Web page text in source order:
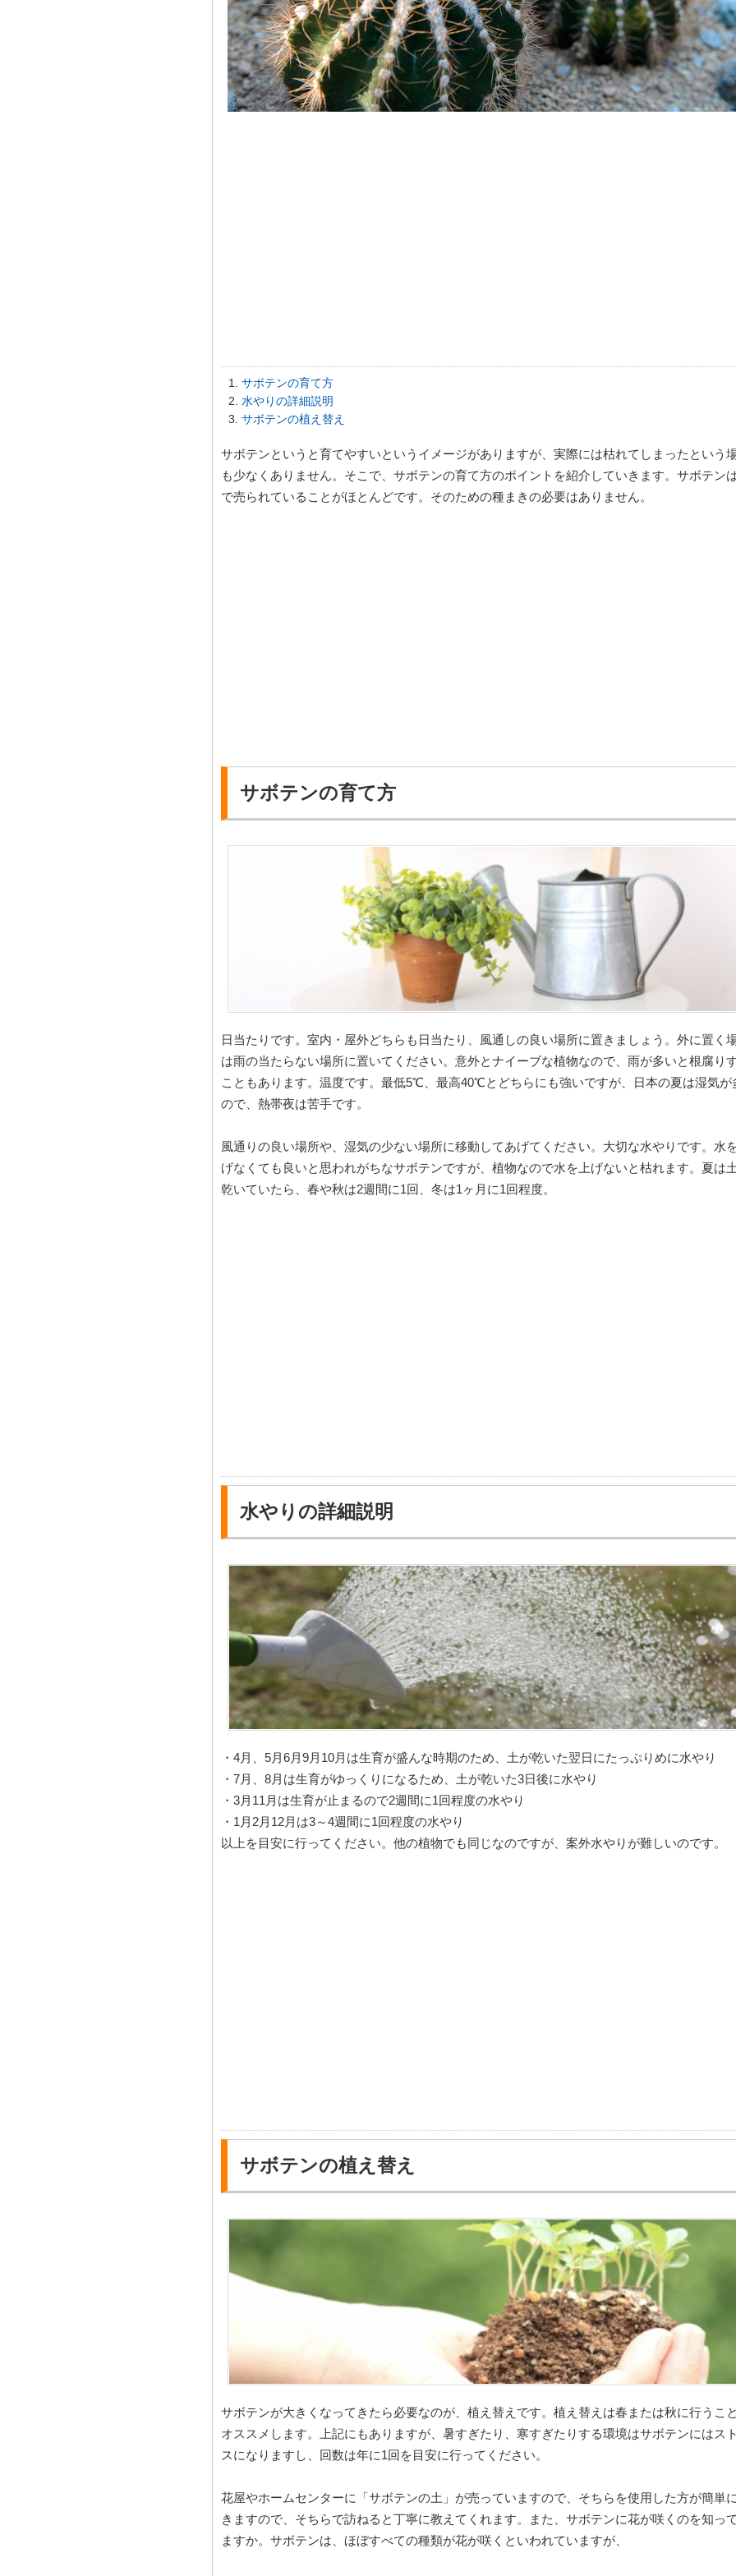
サボテンの育て方
水やりの詳細説明
サボテンの植え替え
サボテンというと育てやすいというイメージがありますが、実際には枯れてしまったという
も少なくありません。そこで、サボテンの育て方のポイントを紹介していきます。サボテン
で売られていることがほとんどです。そのための種まきの必要はありません。
サボテンの育て方
日当たりです。室内・屋外どちらも日当たり、風通しの良い場所に置きましょう。外に置く
は雨の当たらない場所に置いてください。意外とナイーブな植物なので、雨が多いと根腐り
こともあります。温度です。最低5℃、最高40℃とどちらにも強いですが、日本の夏は湿気が
ので、熱帯夜は苦手です。
風通りの良い場所や、湿気の少ない場所に移動してあげてください。大切な水やりです。水
げなくても良いと思われがちなサボテンですが、植物なので水を上げないと枯れます。夏は
乾いていたら、春や秋は2週間に1回、冬は1ヶ月に1回程度。
水やりの詳細説明
・4月、5月6月9月10月は生育が盛んな時期のため、土が乾いた翌日にたっぷりめに水やり
・7月、8月は生育がゆっくりになるため、土が乾いた3日後に水やり
・3月11月は生育が止まるので2週間に1回程度の水やり
・1月2月12月は3～4週間に1回程度の水やり
以上を目安に行ってください。他の植物でも同じなのですが、案外水やりが難しいのです。
サボテンの植え替え
サボテンが大きくなってきたら必要なのが、植え替えです。植え替えは春または秋に行うこ
オススメします。上記にもありますが、暑すぎたり、寒すぎたりする環境はサボテンにはス
スになりますし、回数は年に1回を目安に行ってください。
花屋やホームセンターに「サボテンの土」が売っていますので、そちらを使用した方が簡単
きますので、そちらで訪ねると丁寧に教えてくれます。また、サボテンに花が咲くのを知っ
ますか。サボテンは、ほぼすべての種類が花が咲くといわれていますが、